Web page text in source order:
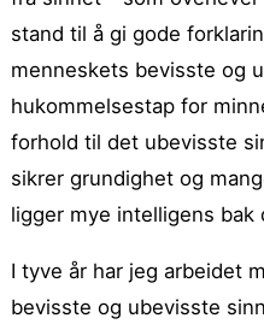
stand til å gi gode
menneskets bevisste og
hukommelsestap for
forhold til det ubevisste
sikrer grundighet og
ligger mye intelligens bak
I tyve år har jeg arbeidet
bevisste og ubevisste